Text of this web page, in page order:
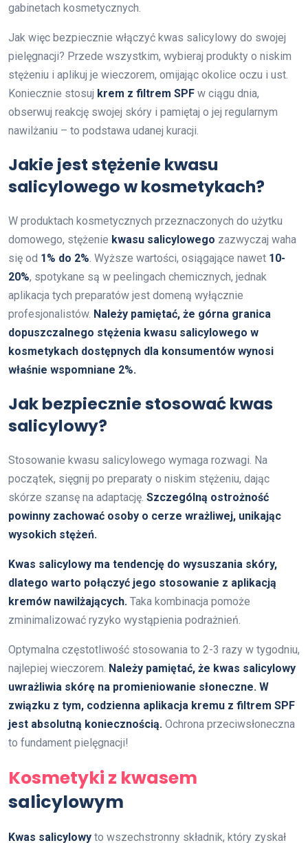
gabinetach kosmetycznych.
Jak więc bezpiecznie włączyć kwas salicylowy do swojej
pielęgnacji? Przede wszystkim, wybieraj produkty o niskim
stężeniu i aplikuj je wieczorem, omijając okolice oczu i ust.
Koniecznie stosuj krem z filtrem SPF w ciągu dnia,
obserwuj reakcję swojej skóry i pamiętaj o jej regularnym
nawilżaniu – to podstawa udanej kuracji.
Jakie jest stężenie kwasu
salicylowego w kosmetykach?
W produktach kosmetycznych przeznaczonych do użytku
domowego, stężenie kwasu salicylowego zazwyczaj waha
się od 1% do 2%. Wyższe wartości, osiągające nawet 10-
20%, spotykane są w peelingach chemicznych, jednak
aplikacja tych preparatów jest domeną wyłącznie
profesjonalistów. Należy pamiętać, że górna granica
dopuszczalnego stężenia kwasu salicylowego w
kosmetykach dostępnych dla konsumentów wynosi
właśnie wspomniane 2%.
Jak bezpiecznie stosować kwas
salicylowy?
Stosowanie kwasu salicylowego wymaga rozwagi. Na
początek, sięgnij po preparaty o niskim stężeniu, dając
skórze szansę na adaptację. Szczególną ostrożność
powinny zachować osoby o cerze wrażliwej, unikając
wysokich stężeń.
Kwas salicylowy ma tendencję do wysuszania skóry,
dlatego warto połączyć jego stosowanie z aplikacją
kremów nawilżających. Taka kombinacja pomoże
zminimalizować ryzyko wystąpienia podrażnień.
Optymalna częstotliwość stosowania to 2-3 razy w tygodniu,
najlepiej wieczorem. Należy pamiętać, że kwas salicylowy
uwrażliwia skórę na promieniowanie słoneczne. W
związku z tym, codzienna aplikacja kremu z filtrem SPF
jest absolutną koniecznością. Ochrona przeciwsłoneczna
to fundament pielęgnacji!
Kosmetyki z kwasem
salicylowym
Kwas salicylowy to wszechstronny składnik, który zyskał